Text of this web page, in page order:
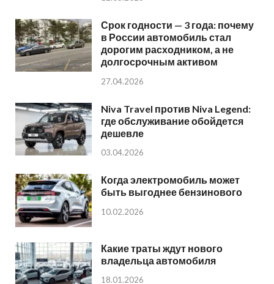
Срок годности — 3 года: почему
в России автомобиль стал
дорогим расходником, а не
долгосрочным активом
27.04.2026
Niva Travel против Niva Legend:
где обслуживание обойдется
дешевле
03.04.2026
Когда электромобиль может
быть выгоднее бензинового
10.02.2026
Какие траты ждут нового
владельца автомобиля
18.01.2026